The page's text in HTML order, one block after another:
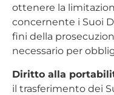
ottenere la
concernente i Suoi
fini della
necessario per
Diritto alla
il trasferimento dei